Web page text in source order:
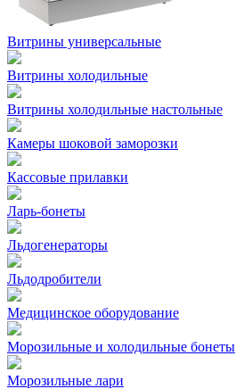
Витрины универсальные
Витрины холодильные
Витрины холодильные настольные
Камеры шоковой заморозки
Кассовые прилавки
Ларь-бонеты
Льдогенераторы
Льдодробители
Медицинское оборудование
Морозильные и холодильные бонеты
Морозильные лари